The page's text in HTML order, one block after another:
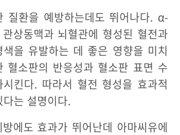
질환을 예방하는데도 뛰어나다. α-
상동맥과 뇌혈관에 형성된 혈전과
을 유발하는 데 좋은 영향을 미치
혈소판의 반응성과 혈소판 표면 수
킨다. 따라서 혈전 형성을 효과적
는 설명이다.
에도 효과가 뛰어난데 아마씨유에